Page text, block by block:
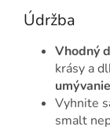
Údržba
Vhodný
krásy a
umývanie
Vyhnite
smalt